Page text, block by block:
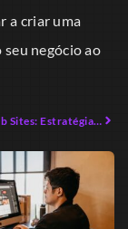
a criar uma
negócio ao
Criação de Web Sites: Estratégias Práticas para Empreendedores Digitais